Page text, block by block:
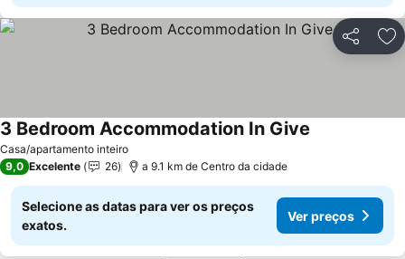
Partilhar
Casa/apartamento inteiro
3 Bedroom Accommodation In Give
9,0 Excelente 26 a 9.1 km de Centro da cidade
Selecione as datas para ver os preços
exatos.
Ver preços